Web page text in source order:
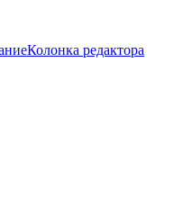
Колонка редактора